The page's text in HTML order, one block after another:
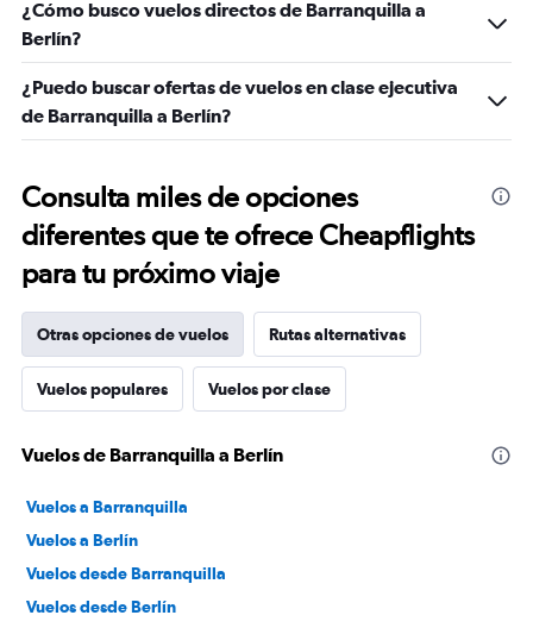
¿Cómo busco vuelos directos de Barranquilla a
Berlín?
¿Puedo buscar ofertas de vuelos en clase ejecutiva
de Barranquilla a Berlín?
Consulta miles de opciones
diferentes que te ofrece Cheapflights
para tu próximo viaje
Otras opciones de vuelos Rutas alternativas
Vuelos populares Vuelos por clase
Vuelos de Barranquilla a Berlín
Vuelos a Barranquilla
Vuelos a Berlín
Vuelos desde Barranquilla
Vuelos desde Berlín